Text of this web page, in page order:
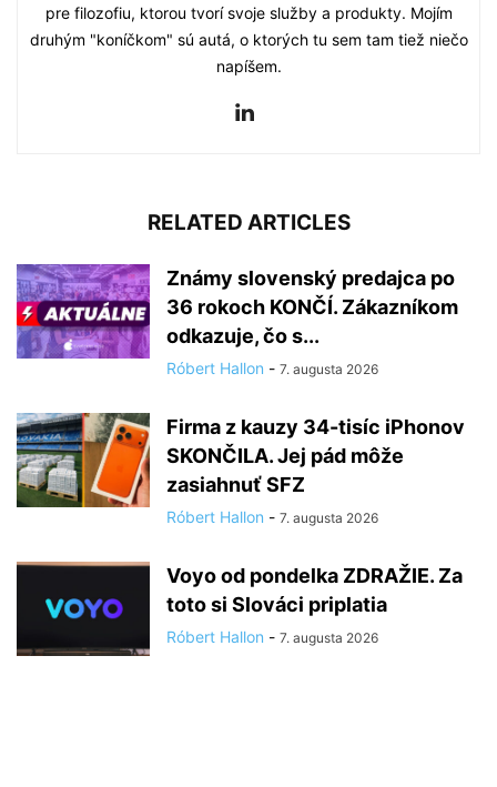
pre filozofiu, ktorou tvorí svoje služby a produkty. Mojím
druhým "koníčkom" sú autá, o ktorých tu sem tam tiež niečo
napíšem.
RELATED ARTICLES
Známy slovenský predajca po
36 rokoch KONČÍ. Zákazníkom
odkazuje, čo s...
Róbert Hallon - 7. augusta 2026
Firma z kauzy 34-tisíc iPhonov
SKONČILA. Jej pád môže
zasiahnuť SFZ
Róbert Hallon - 7. augusta 2026
Voyo od pondelka ZDRAŽIE. Za
toto si Slováci priplatia
Róbert Hallon - 7. augusta 2026